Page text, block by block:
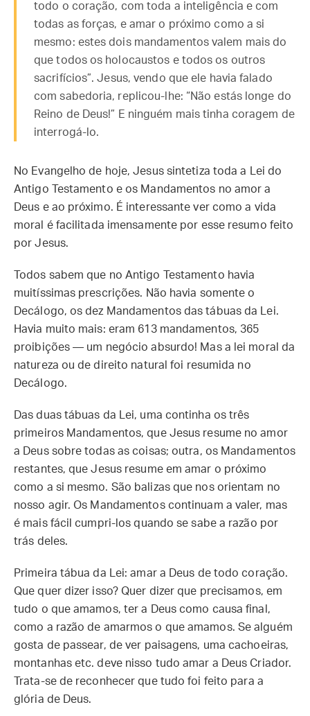
todo o coração, com toda a inteligência e com
todas as forças, e amar o próximo como a si
mesmo: estes dois mandamentos valem mais do
que todos os holocaustos e todos os outros
sacrifícios”. Jesus, vendo que ele havia falado
com sabedoria, replicou-lhe: “Não estás longe do
Reino de Deus!” E ninguém mais tinha coragem de
interrogá-lo.
No Evangelho de hoje, Jesus sintetiza toda a Lei do
Antigo Testamento e os Mandamentos no amor a
Deus e ao próximo. É interessante ver como a vida
moral é facilitada imensamente por esse resumo feito
por Jesus.
Todos sabem que no Antigo Testamento havia
muitíssimas prescrições. Não havia somente o
Decálogo, os dez Mandamentos das tábuas da Lei.
Havia muito mais: eram 613 mandamentos, 365
proibições — um negócio absurdo! Mas a lei moral da
natureza ou de direito natural foi resumida no
Decálogo.
Das duas tábuas da Lei, uma continha os três
primeiros Mandamentos, que Jesus resume no amor
a Deus sobre todas as coisas; outra, os Mandamentos
restantes, que Jesus resume em amar o próximo
como a si mesmo. São balizas que nos orientam no
nosso agir. Os Mandamentos continuam a valer, mas
é mais fácil cumpri-los quando se sabe a razão por
trás deles.
Primeira tábua da Lei: amar a Deus de todo coração.
Que quer dizer isso? Quer dizer que precisamos, em
tudo o que amamos, ter a Deus como causa final,
como a razão de amarmos o que amamos. Se alguém
gosta de passear, de ver paisagens, uma cachoeiras,
montanhas etc. deve nisso tudo amar a Deus Criador.
Trata-se de reconhecer que tudo foi feito para a
glória de Deus.